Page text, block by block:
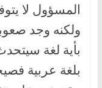
المسؤول لا
ولكنه وجد
بأية لغة
بلغة عربية